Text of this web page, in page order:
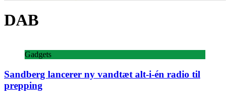
DAB
Gadgets
Sandberg lancerer ny vandtæt alt-i-én radio til
prepping